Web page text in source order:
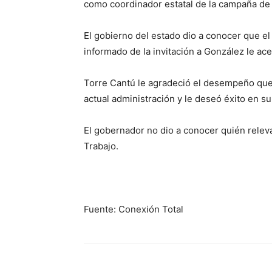
como coordinador estatal de la campaña
El gobierno del estado dio a conocer que
informado de la invitación a González le
Torre Cantú le agradeció el desempeño
actual administración y le deseó éxito en
El gobernador no dio a conocer quién
Trabajo.
Fuente: Conexión Total